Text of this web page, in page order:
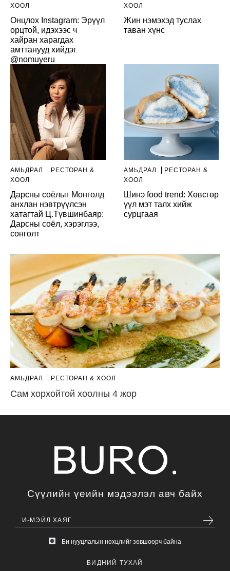
ХООЛ
Онцлох Instagram: Эрүүл
орцтой, идэхээс ч
хайран харагдах
амттанууд хийдэг
@nomuyeru
ХООЛ
Жин нэмэхэд туслах
таван хүнс
АМЬДРАЛ
РЕСТОРАН &
ХООЛ
Дарсны соёлыг Монголд
анхлан нэвтрүүлсэн
хатагтай Ц.Түвшинбаяр:
Дарсны соёл, хэрэглээ,
сонголт
АМЬДРАЛ
РЕСТОРАН &
ХООЛ
Шинэ food trend: Хөвсгөр
үүл мэт талх хийж
сурцгаая
АМЬДРАЛ РЕСТОРАН & ХООЛ
Сам хорхойтой хоолны 4 жор
Сүүлийн үеийн мэдээлэл авч байх
Би нууцлалын нөхцлийг зөвшөөрч байна
БИДНИЙ ТУХАЙ